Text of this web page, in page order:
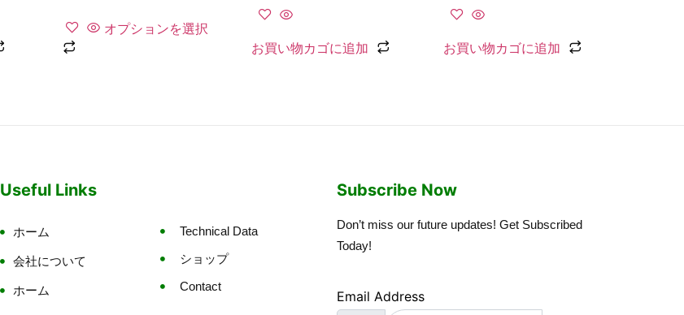
オプションを選択
お買い物カゴに追加 お買い物カゴに追加
Useful Links
ホーム
会社について
ホーム
Technical Data
ショップ
Contact
Subscribe Now
Don’t miss our future updates! Get Subscribed
Today!
Email Address